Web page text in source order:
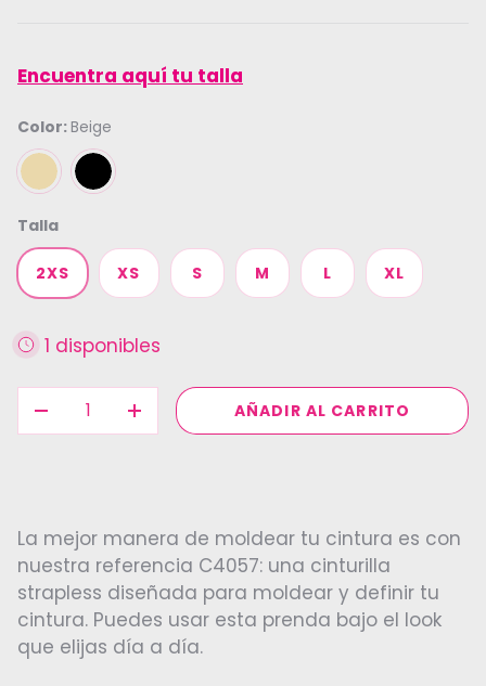
Encuentra aquí tu talla
Color:Beige
BEIGENEGRO
Talla
2XS XS S M L XL
1 disponibles
DISMINUIR CANTIDAD
AUMENTAR LA CANTIDAD
AÑADIR AL CARRITO
La mejor manera de moldear tu cintura es con
nuestra referencia C4057: una cinturilla
strapless diseñada para moldear y definir tu
cintura. Puedes usar esta prenda bajo el look
que elijas día a día.